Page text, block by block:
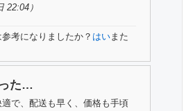
22:04）
考になりましたか？ はいまた
た…
で、配送も早く、価格も手頃